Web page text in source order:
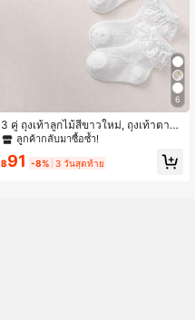
6
3 คู่ ถุงเท้าลูกไม้สีขาวใหม่, ถุงเท้าตาข่
ายระบายอากาศนุ่ม, ถุงเท้าทุกฤดูกาล,
สำหรับเด็กผู้หญิง
ลูกค้ากลับมาซื้อซ้ำ!
฿91 -8% 3 วันสุดท้าย